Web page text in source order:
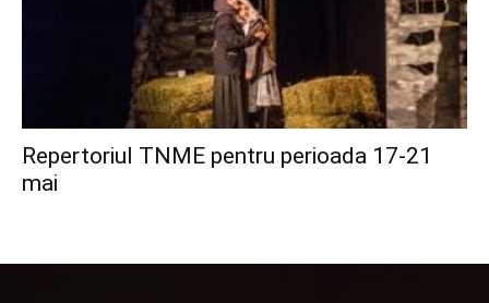
Repertoriul TNME pentru perioada 17-21
mai